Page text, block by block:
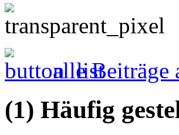
alle Beiträge
(1) Häufig